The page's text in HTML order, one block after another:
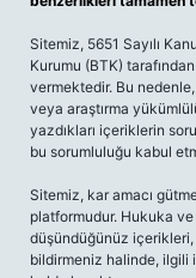
Sitemiz, 5651 Sayılı
Kurumu (BTK)
vermektedir. Bu
veya araştırma
yazdıkları içeriklerin
bu sorumluluğu kabul
Sitemiz, kar amacı
platformudur. Hukuka
düşündüğünüz içerikleri,
bildirmeniz halinde, ilgili